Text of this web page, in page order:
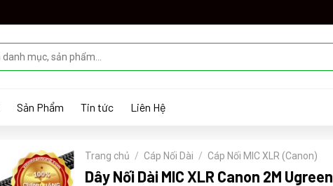
Sản Phẩm Tin tức Liên Hệ
Trang chủ / Cáp Nối Dài / Cáp Nối MIC XLR (Canon)
Dây Nối Dài MIC XLR Canon 2M Ugreen